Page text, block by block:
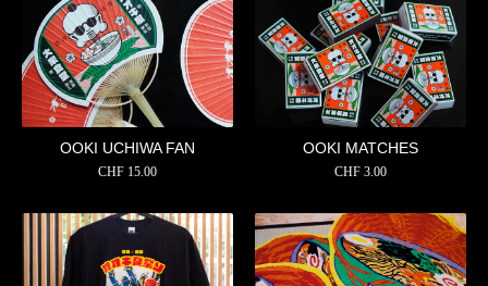
OOKI UCHIWA FAN
CHF 15.00
OOKI MATCHES
CHF 3.00